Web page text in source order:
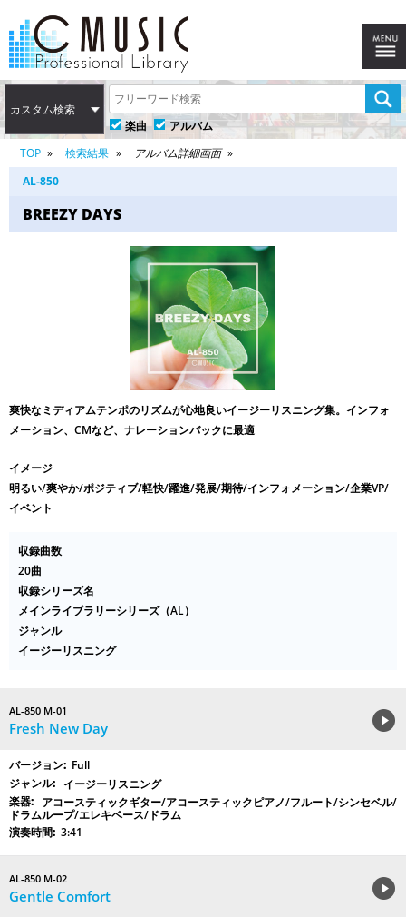
カスタム検索
楽曲
アルバム
TOP
検索結果
アルバム詳細画面
AL-850
BREEZY DAYS
爽快なミディアムテンポのリズムが心地良いイージーリスニング集。インフォ
メーション、CMなど、ナレーションバックに最適
イメージ
明るい/爽やか/ポジティブ/軽快/躍進/発展/期待/インフォメーション/企業VP/
イベント
収録曲数
20曲
収録シリーズ名
メインライブラリーシリーズ（AL）
ジャンル
イージーリスニング
AL-850 M-01
Fresh New Day
Full
イージーリスニング
アコースティックギター/アコースティックピアノ/フルート/シンセベル/
ドラムループ/エレキベース/ドラム
3:41
AL-850 M-02
Gentle Comfort